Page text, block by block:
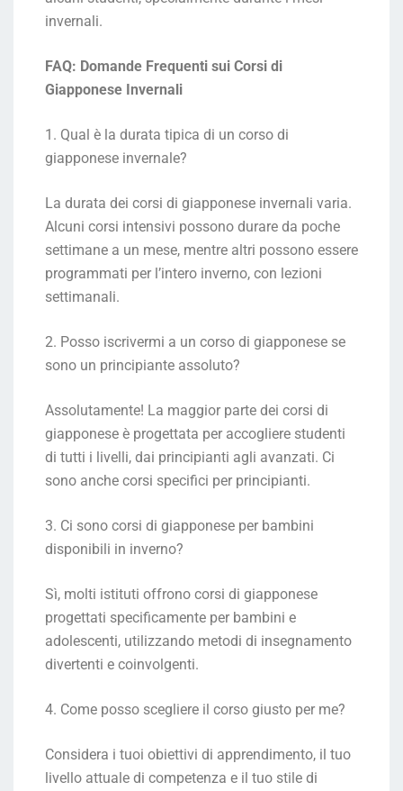
invernali.
FAQ: Domande Frequenti sui Corsi di
Giapponese Invernali
1. Qual è la durata tipica di un corso di
giapponese invernale?
La durata dei corsi di giapponese invernali varia.
Alcuni corsi intensivi possono durare da poche
settimane a un mese, mentre altri possono essere
programmati per l’intero inverno, con lezioni
settimanali.
2. Posso iscrivermi a un corso di giapponese se
sono un principiante assoluto?
Assolutamente! La maggior parte dei corsi di
giapponese è progettata per accogliere studenti
di tutti i livelli, dai principianti agli avanzati. Ci
sono anche corsi specifici per principianti.
3. Ci sono corsi di giapponese per bambini
disponibili in inverno?
Sì, molti istituti offrono corsi di giapponese
progettati specificamente per bambini e
adolescenti, utilizzando metodi di insegnamento
divertenti e coinvolgenti.
4. Come posso scegliere il corso giusto per me?
Considera i tuoi obiettivi di apprendimento, il tuo
livello attuale di competenza e il tuo stile di